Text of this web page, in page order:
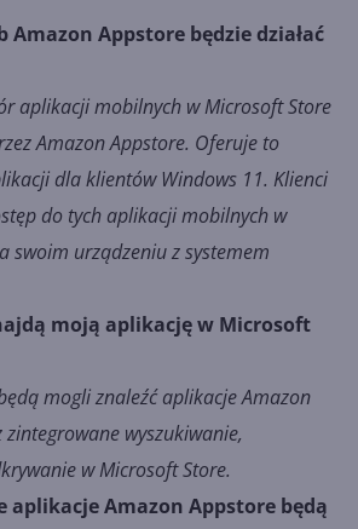
Amazon Appstore będzie działać
aplikacji mobilnych w Microsoft Store
Amazon Appstore. Oferuje to
dla klientów Windows 11. Klienci
do tych aplikacji mobilnych w
swoim urządzeniu z systemem
moją aplikację w Microsoft
mogli znaleźć aplikacje Amazon
wyszukiwanie,
w Microsoft Store.
aplikacje Amazon Appstore będą